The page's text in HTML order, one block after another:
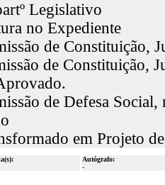
Legislativo
no Expediente
de Constituição,
de Constituição,
de Defesa
em Projeto
Autógrafo:
-